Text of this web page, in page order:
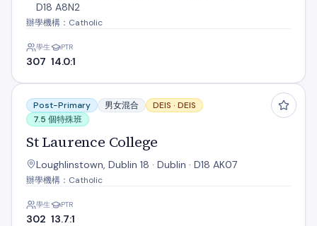
D18 A8N2
辦學機構：Catholic
學生
307
PTR
14.0:1
St Laurence College
Post-Primary 男女混合 DEIS · DEIS
7.5 個特殊班
St Laurence College
Loughlinstown, Dublin 18 · Dublin · D18 AK07
辦學機構：Catholic
學生
302
PTR
13.7:1